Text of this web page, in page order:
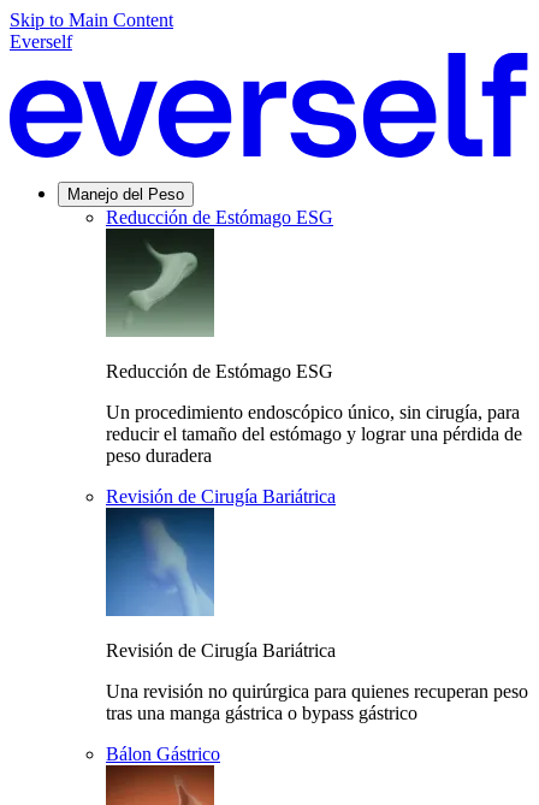
Skip to Main Content
Everself
Manejo del Peso
Reducción de Estómago ESG
Reducción de Estómago ESG
Un procedimiento endoscópico único, sin cirugía, para
reducir el tamaño del estómago y lograr una pérdida de
peso duradera
Revisión de Cirugía Bariátrica
Revisión de Cirugía Bariátrica
Una revisión no quirúrgica para quienes recuperan peso
tras una manga gástrica o bypass gástrico
Bálon Gástrico